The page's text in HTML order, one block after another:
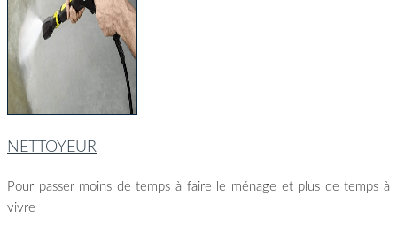
NETTOYEUR
Pour passer moins de temps à faire le ménage et plus de temps à
vivre